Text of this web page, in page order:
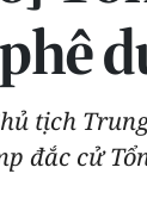
tịch
đắc cử